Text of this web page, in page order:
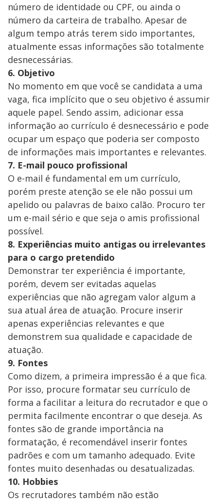
número de identidade ou CPF, ou ainda o
número da carteira de trabalho. Apesar de
algum tempo atrás terem sido importantes,
atualmente essas informações são totalmente
desnecessárias.
6. Objetivo
No momento em que você se candidata a uma
vaga, fica implícito que o seu objetivo é assumir
aquele papel. Sendo assim, adicionar essa
informação ao currículo é desnecessário e pode
ocupar um espaço que poderia ser composto
de informações mais importantes e relevantes.
7. E-mail pouco profissional
O e-mail é fundamental em um currículo,
porém preste atenção se ele não possui um
apelido ou palavras de baixo calão. Procuro ter
um e-mail sério e que seja o amis profissional
possível.
8. Experiências muito antigas ou irrelevantes
para o cargo pretendido
Demonstrar ter experiência é importante,
porém, devem ser evitadas aquelas
experiências que não agregam valor algum a
sua atual área de atuação. Procure inserir
apenas experiências relevantes e que
demonstrem sua qualidade e capacidade de
atuação.
9. Fontes
Como dizem, a primeira impressão é a que fica.
Por isso, procure formatar seu currículo de
forma a facilitar a leitura do recrutador e que o
permita facilmente encontrar o que deseja. As
fontes são de grande importância na
formatação, é recomendável inserir fontes
padrões e com um tamanho adequado. Evite
fontes muito desenhadas ou desatualizadas.
10. Hobbies
Os recrutadores também não estão